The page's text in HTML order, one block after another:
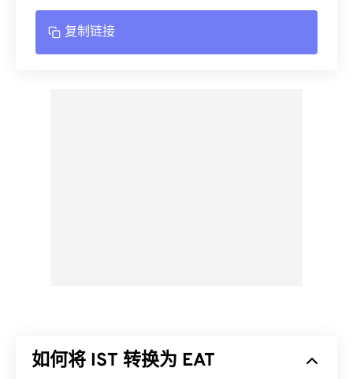
复制链接
如何将 IST 转换为 EAT